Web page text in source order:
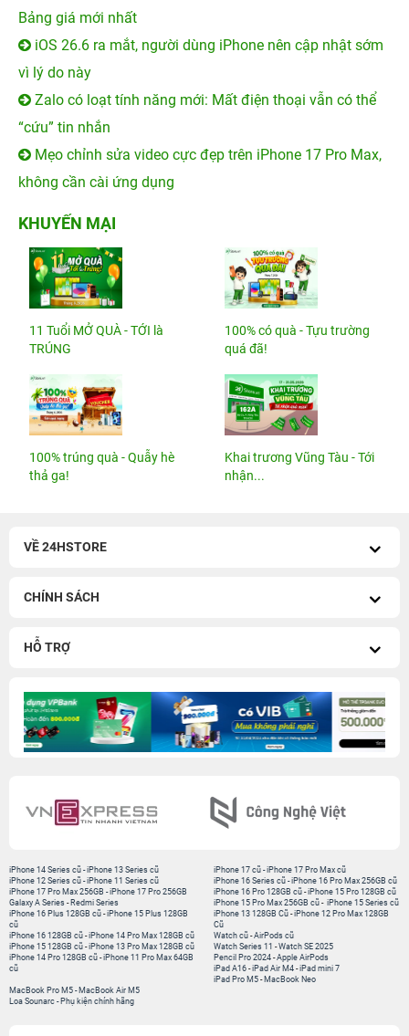
Bảng giá mới nhất
iOS 26.6 ra mắt, người dùng iPhone nên cập nhật sớm
vì lý do này
Zalo có loạt tính năng mới: Mất điện thoại vẫn có thể
“cứu” tin nhắn
Mẹo chỉnh sửa video cực đẹp trên iPhone 17 Pro Max,
không cần cài ứng dụng
KHUYẾN MẠI
11 Tuổi MỞ QUÀ - TỚI là
TRÚNG
100% có quà - Tựu trường
quá đã!
100% trúng quà - Quẫy hè
thả ga!
Khai trương Vũng Tàu - Tới
nhận...
VỀ 24HSTORE
CHÍNH SÁCH
HỖ TRỢ
iPhone 14 Series cũ -iPhone 13 Series cũ
iPhone 12 Series cũ -iPhone 11 Series cũ
iPhone 17 Pro Max 256GB -iPhone 17 Pro 256GB
Galaxy A Series - Redmi Series
iPhone 17 cũ -iPhone 17 Pro Max cũ
iPhone 16 Series cũ - iPhone 16 Pro Max 256GB cũ
iPhone 16 Pro 128GB cũ -iPhone 15 Pro 128GB cũ
iPhone 15 Pro Max 256GB cũ - iPhone 15 Series cũ
iPhone 16 Plus 128GB cũ -iPhone 15 Plus 128GB
cũ
iPhone 16 128GB cũ -iPhone 14 Pro Max 128GB cũ
iPhone 15 128GB cũ -iPhone 13 Pro Max 128GB cũ
iPhone 14 Pro 128GB cũ -iPhone 11 Pro Max 64GB
cũ
iPhone 13 128GB Cũ -iPhone 12 Pro Max 128GB
Cũ
Watch cũ -AirPods cũ
Watch Series 11 -Watch SE 2025
Pencil Pro 2024 -Apple AirPods
iPad A16 -iPad Air M4 -iPad mini 7
iPad Pro M5 - MacBook Neo
MacBook Pro M5 - MacBook Air M5
Loa Sounarc - Phụ kiện chính hãng